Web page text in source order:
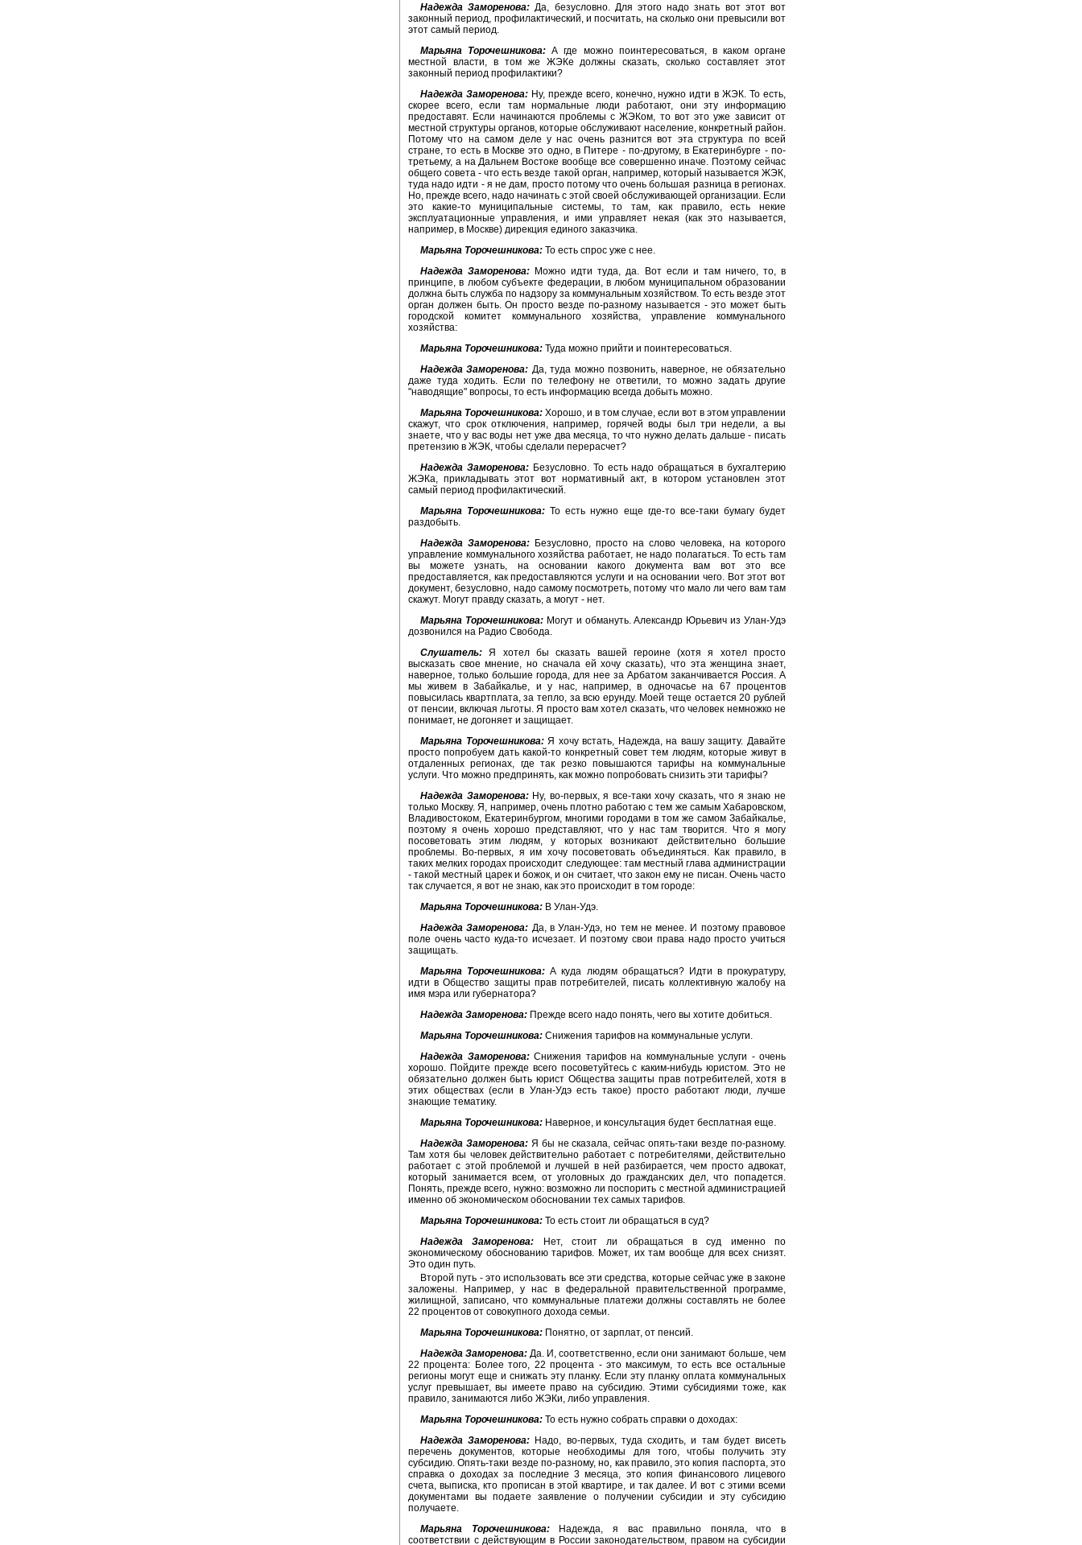
Надежда Заморенова: Да, безусловно. Для этого надо знать вот этот вот
законный период, профилактический, и посчитать, на сколько они превысили вот
этот самый период.
Марьяна Торочешникова: А где можно поинтересоваться, в каком органе
местной власти, в том же ЖЭКе должны сказать, сколько составляет этот
законный период профилактики?
Надежда Заморенова:Ну, прежде всего, конечно, нужно идти в ЖЭК. То есть,
скорее всего, если там нормальные люди работают, они эту информацию
предоставят. Если начинаются проблемы с ЖЭКом, то вот это уже зависит от
местной структуры органов, которые обслуживают население, конкретный район.
Потому что на самом деле у нас очень разнится вот эта структура по всей
стране, то есть в Москве это одно, в Питере - по-другому, в Екатеринбурге - по-
третьему, а на Дальнем Востоке вообще все совершенно иначе. Поэтому сейчас
общего совета - что есть везде такой орган, например, который называется ЖЭК,
туда надо идти - я не дам, просто потому что очень большая разница в регионах.
Но, прежде всего, надо начинать с этой своей обслуживающей организации. Если
это какие-то муниципальные системы, то там, как правило, есть некие
эксплуатационные управления, и ими управляет некая (как это называется,
например, в Москве) дирекция единого заказчика.
Марьяна Торочешникова: То есть спрос уже с нее.
Надежда Заморенова: Можно идти туда, да. Вот если и там ничего, то, в
принципе, в любом субъекте федерации, в любом муниципальном образовании
должна быть служба по надзору за коммунальным хозяйством. То есть везде этот
орган должен быть. Он просто везде по-разному называется - это может быть
городской комитет коммунального хозяйства, управление коммунального
хозяйства:
Марьяна Торочешникова: Туда можно прийти и поинтересоваться.
Надежда Заморенова: Да, туда можно позвонить, наверное, не обязательно
даже туда ходить. Если по телефону не ответили, то можно задать другие
"наводящие" вопросы, то есть информацию всегда добыть можно.
Марьяна Торочешникова: Хорошо, и в том случае, если вот в этом управлении
скажут, что срок отключения, например, горячей воды был три недели, а вы
знаете, что у вас воды нет уже два месяца, то что нужно делать дальше - писать
претензию в ЖЭК, чтобы сделали перерасчет?
Надежда Заморенова:Безусловно. То есть надо обращаться в бухгалтерию
ЖЭКа, прикладывать этот вот нормативный акт, в котором установлен этот
самый период профилактический.
Марьяна Торочешникова: То есть нужно еще где-то все-таки бумагу будет
раздобыть.
Надежда Заморенова: Безусловно, просто на слово человека, на которого
управление коммунального хозяйства работает, не надо полагаться. То есть там
вы можете узнать, на основании какого документа вам вот это все
предоставляется, как предоставляются услуги и на основании чего. Вот этот вот
документ, безусловно, надо самому посмотреть, потому что мало ли чего вам там
скажут. Могут правду сказать, а могут - нет.
Марьяна Торочешникова:Могут и обмануть. Александр Юрьевич из Улан-Удэ
дозвонился на Радио Свобода.
Слушатель: Я хотел бы сказать вашей героине (хотя я хотел просто
высказать свое мнение, но сначала ей хочу сказать), что эта женщина знает,
наверное, только большие города, для нее за Арбатом заканчивается Россия. А
мы живем в Забайкалье, и у нас, например, в одночасье на 67 процентов
повысилась квартплата, за тепло, за всю ерунду. Моей теще остается 20 рублей
от пенсии, включая льготы. Я просто вам хотел сказать, что человек немножко не
понимает, не догоняет и защищает.
Марьяна Торочешникова:Я хочу встать, Надежда, на вашу защиту. Давайте
просто попробуем дать какой-то конкретный совет тем людям, которые живут в
отдаленных регионах, где так резко повышаются тарифы на коммунальные
услуги. Что можно предпринять, как можно попробовать снизить эти тарифы?
Надежда Заморенова:Ну, во-первых, я все-таки хочу сказать, что я знаю не
только Москву. Я, например, очень плотно работаю с тем же самым Хабаровском,
Владивостоком, Екатеринбургом, многими городами в том же самом Забайкалье,
поэтому я очень хорошо представляют, что у нас там творится. Что я могу
посоветовать этим людям, у которых возникают действительно большие
проблемы. Во-первых, я им хочу посоветовать объединяться. Как правило, в
таких мелких городах происходит следующее: там местный глава администрации
- такой местный царек и божок, и он считает, что закон ему не писан. Очень часто
так случается, я вот не знаю, как это происходит в том городе:
Марьяна Торочешникова: В Улан-Удэ.
Надежда Заморенова: Да, в Улан-Удэ, но тем не менее. И поэтому правовое
поле очень часто куда-то исчезает. И поэтому свои права надо просто учиться
защищать.
Марьяна Торочешникова: А куда людям обращаться? Идти в прокуратуру,
идти в Общество защиты прав потребителей, писать коллективную жалобу на
имя мэра или губернатора?
Надежда Заморенова: Прежде всего надо понять, чего вы хотите добиться.
Марьяна Торочешникова: Снижения тарифов на коммунальные услуги.
Надежда Заморенова:Снижения тарифов на коммунальные услуги - очень
хорошо. Пойдите прежде всего посоветуйтесь с каким-нибудь юристом. Это не
обязательно должен быть юрист Общества защиты прав потребителей, хотя в
этих обществах (если в Улан-Удэ есть такое) просто работают люди, лучше
знающие тематику.
Марьяна Торочешникова: Наверное, и консультация будет бесплатная еще.
Надежда Заморенова:Я бы не сказала, сейчас опять-таки везде по-разному.
Там хотя бы человек действительно работает с потребителями, действительно
работает с этой проблемой и лучшей в ней разбирается, чем просто адвокат,
который занимается всем, от уголовных до гражданских дел, что попадется.
Понять, прежде всего, нужно: возможно ли поспорить с местной администрацией
именно об экономическом обосновании тех самых тарифов.
Марьяна Торочешникова: То есть стоит ли обращаться в суд?
Надежда Заморенова: Нет, стоит ли обращаться в суд именно по
экономическому обоснованию тарифов. Может, их там вообще для всех снизят.
Это один путь.
Второй путь - это использовать все эти средства, которые сейчас уже в законе
заложены. Например, у нас в федеральной правительственной программе,
жилищной, записано, что коммунальные платежи должны составлять не более
22 процентов от совокупного дохода семьи.
Марьяна Торочешникова: Понятно, от зарплат, от пенсий.
Надежда Заморенова: Да. И, соответственно, если они занимают больше, чем
22 процента: Более того, 22 процента - это максимум, то есть все остальные
регионы могут еще и снижать эту планку. Если эту планку оплата коммунальных
услуг превышает, вы имеете право на субсидию. Этими субсидиями тоже, как
правило, занимаются либо ЖЭКи, либо управления.
Марьяна Торочешникова: То есть нужно собрать справки о доходах:
Надежда Заморенова: Надо, во-первых, туда сходить, и там будет висеть
перечень документов, которые необходимы для того, чтобы получить эту
субсидию. Опять-таки везде по-разному, но, как правило, это копия паспорта, это
справка о доходах за последние 3 месяца, это копия финансового лицевого
счета, выписка, кто прописан в этой квартире, и так далее. И вот с этими всеми
документами вы подаете заявление о получении субсидии и эту субсидию
получаете.
Марьяна Торочешникова:Надежда, я вас правильно поняла, что в
соответствии с действующим в России законодательством, правом на субсидии